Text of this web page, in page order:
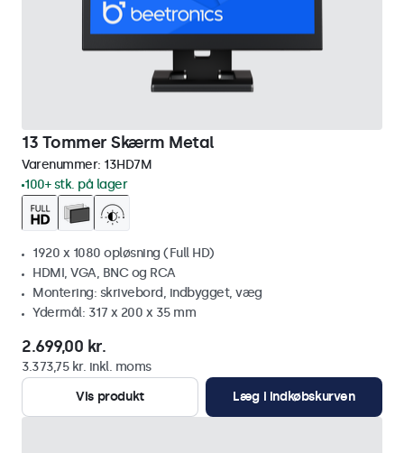
13 Tommer Skærm Metal
Varenummer: 13HD7M
100+ stk. på lager
1920 x 1080 opløsning (Full HD)
HDMI, VGA, BNC og RCA
Montering: skrivebord, indbygget, væg
Ydermål: 317 x 200 x 35 mm
2.699,00 kr.
3.373,75 kr. inkl. moms
Vis produkt
Læg i indkøbskurven